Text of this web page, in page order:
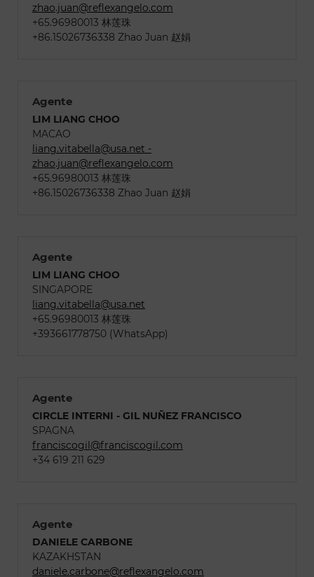
zhao.juan@reflexangelo.com
+65.96980013 林莲珠
+86.15026736338 Zhao Juan 赵娟
Agente
LIM LIANG CHOO
MACAO
liang.vitabella@usa.net -
zhao.juan@reflexangelo.com
+65.96980013 林莲珠
+86.15026736338 Zhao Juan 赵娟
Agente
LIM LIANG CHOO
SINGAPORE
liang.vitabella@usa.net
+65.96980013 林莲珠
+393661778750 (WhatsApp)
Agente
CIRCLE INTERNI - GIL NUÑEZ FRANCISCO
SPAGNA
franciscogil@franciscogil.com
+34 619 211 629
Agente
DANIELE CARBONE
KAZAKHSTAN
daniele.carbone@reflexangelo.com